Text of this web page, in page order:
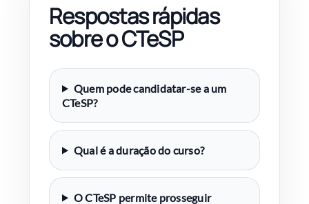
Respostas rápidas
sobre o CTeSP
Quem pode candidatar-se a um
CTeSP?
Qual é a duração do curso?
O CTeSP permite prosseguir